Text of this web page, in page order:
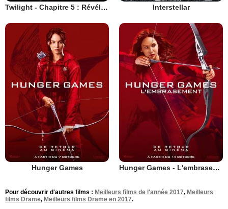
Twilight - Chapitre 5 : Révélation 2e partie Interstellar
Hunger Games Hunger Games - L'embrasement
Pour découvrir d'autres films : Meilleurs films de l'année 2017, Meilleurs
films Drame, Meilleurs films Drame en 2017.